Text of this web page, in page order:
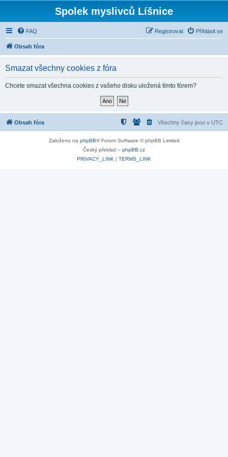
Spolek myslivců Líšnice
FAQ Přihlásit se
Registrovat
Obsah fóra
Smazat všechny cookies z fóra
Chcete smazat všechna cookies z vašeho disku uložená tímto fórem?
Obsah fóra Všechny časy jsou v UTC
Založeno na phpBB® Forum Software © phpBB Limited
Český překlad – phpBB.cz
PRIVACY_LINK | TERMS_LINK